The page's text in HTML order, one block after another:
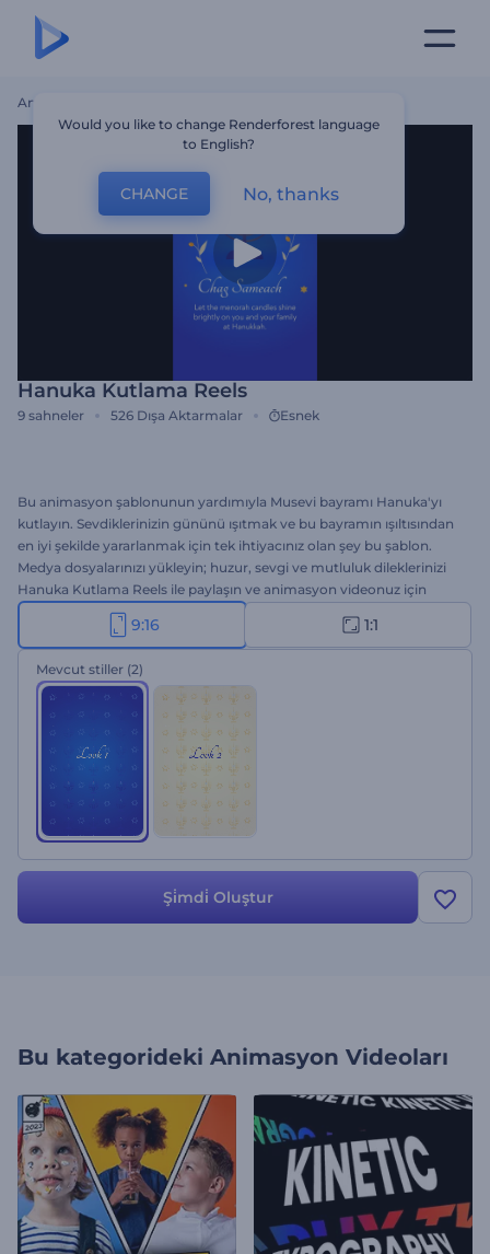
Ana Sayfa
Hanuka Kutlama Reels
9 sahneler 526 Dışa Aktarmalar Esnek
Bu animasyon şablonunun yardımıyla Musevi bayramı Hanuka'yı
kutlayın. Sevdiklerinizin gününü ışıtmak ve bu bayramın ışıltısından
en iyi şekilde yararlanmak için tek ihtiyacınız olan şey bu şablon.
Medya dosyalarınızı yükleyin; huzur, sevgi ve mutluluk dileklerinizi
Hanuka Kutlama Reels ile paylaşın ve animasyon videonuz için
birkaç dakika bekleyin. Bayram introları, tebrik videoları, kutlama
davetleri vs. için biçilmiş kaftan. Hemen deneyin!
9:16 1:1
Mevcut stiller (2)
Şi̇mdi̇ Oluştur
Bu kategorideki Animasyon Videoları
Would you like to change Renderforest language
to English?
CHANGE No, thanks